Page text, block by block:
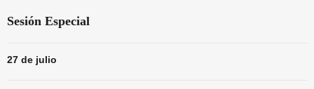
Sesión Especial
27 de julio